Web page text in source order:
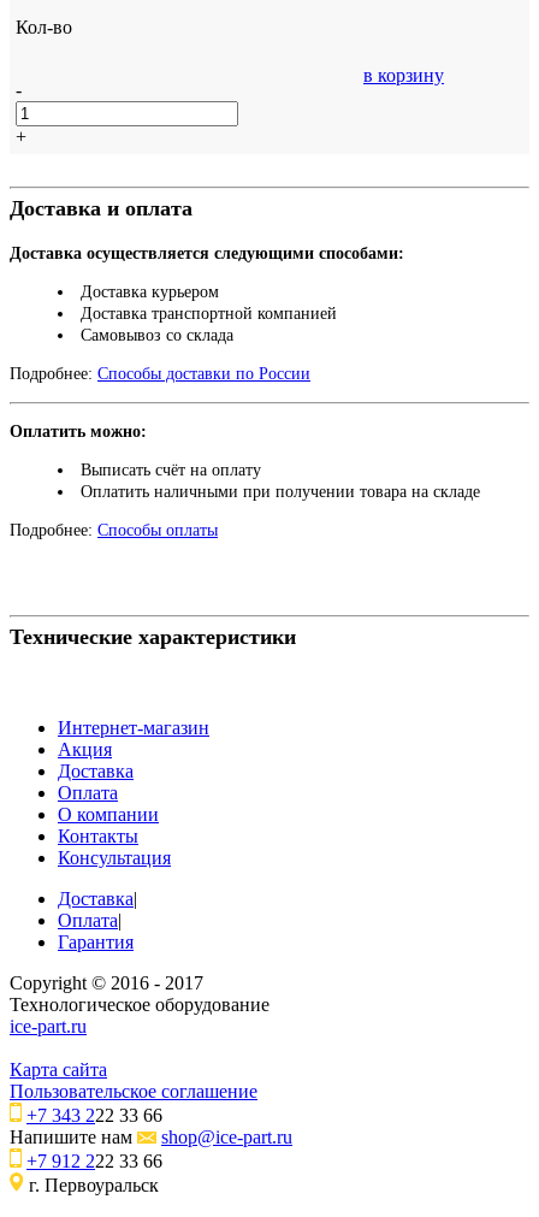
Кол-во
-
+
в корзину
Доставка и оплата
Доставка осуществляется следующими способами:
Доставка курьером
Доставка транспортной компанией
Самовывоз со склада
Подробнее: Способы доставки по России
Оплатить можно:
Выписать счёт на оплату
Оплатить наличными при получении товара на складе
Подробнее: Способы оплаты
Технические характеристики
Интернет-магазин
Акция
Доставка
Оплата
О компании
Контакты
Консультация
Доставка|
Оплата|
Гарантия
Copyright © 2016 - 2017
Технологическое оборудование
ice-part.ru
Карта сайта
Пользовательское соглашение
+7 343 222 33 66
Напишите нам
shop@ice-part.ru
+7 912 222 33 66
г. Первоуральск